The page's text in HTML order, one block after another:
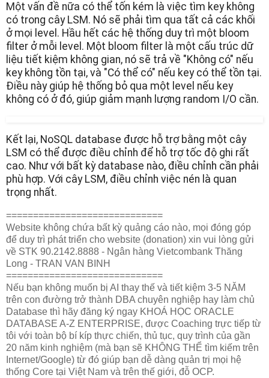
Một vấn đề nữa có thể tốn kém là việc tìm key không
có trong cây LSM. Nó sẽ phải tìm qua tất cả các khối
ở mọi level. Hầu hết các hệ thống duy trì một bloom
filter ở mỗi level. Một bloom filter là một cấu trúc dữ
liệu tiết kiệm không gian, nó sẽ trả về "Không có" nếu
key không tồn tại, và "Có thể có" nếu key có thể tồn tại.
Điều này giúp hệ thống bỏ qua một level nếu key
không có ở đó, giúp giảm mạnh lượng random I/O cần.
Kết lại, NoSQL database được hỗ trợ bằng một cây
LSM có thể được điều chỉnh để hỗ trợ tốc độ ghi rất
cao. Như với bất kỳ database nào, điều chỉnh cần phải
phù hợp. Với cây LSM, điều chỉnh việc nén là quan
trọng nhất.
=============================
Website không chứa bất kỳ quảng cáo nào, mọi đóng góp
để duy trì phát triển cho website (donation) xin vui lòng gửi
về STK 90.2142.8888 - Ngân hàng Vietcombank Thăng
Long - TRAN VAN BINH
=============================
Nếu bạn không muốn bị AI thay thế và tiết kiệm 3-5 NĂM
trên con đường trở thành DBA chuyên nghiệp hay làm chủ
Database thì hãy đăng ký ngay KHOÁ HỌC ORACLE
DATABASE A-Z ENTERPRISE, được Coaching trực tiếp từ
tôi với toàn bộ bí kíp thực chiến, thủ tục, quy trình của gần
20 năm kinh nghiệm (mà bạn sẽ KHÔNG THỂ tìm kiếm trên
Internet/Google) từ đó giúp bạn dễ dàng quản trị mọi hệ
thống Core tại Việt Nam và trên thế giới, đỗ OCP.